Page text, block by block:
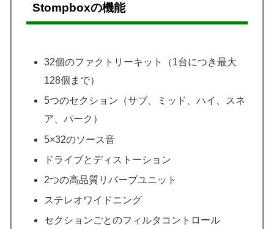
Stompboxの機能
32個のファクトリーキット（1台につき最大
128個まで）
5つのセクション（サブ、ミッド、ハイ、スネ
ア、パーク）
5×32のソース音
ドライブとディストーション
2つの高品質リバーブユニット
ステレオワイドニング
セクションごとのフィルタコントロール